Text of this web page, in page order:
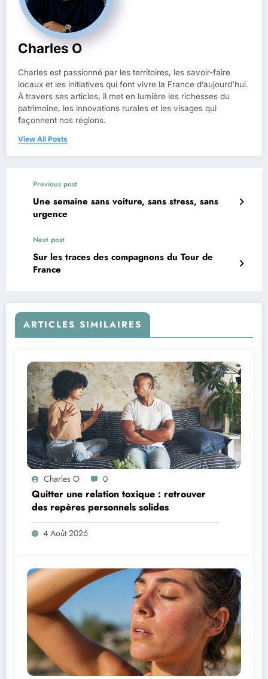
Charles O
Charles est passionné par les territoires, les savoir-faire
locaux et les initiatives qui font vivre la France d’aujourd’hui.
À travers ses articles, il met en lumière les richesses du
patrimoine, les innovations rurales et les visages qui
façonnent nos régions.
View All Posts
Previous post
Une semaine sans voiture, sans stress, sans
urgence
Next post
Sur les traces des compagnons du Tour de
France
ARTICLES SIMILAIRES
Charles O 0
Quitter une relation toxique : retrouver
des repères personnels solides
4 Août 2026